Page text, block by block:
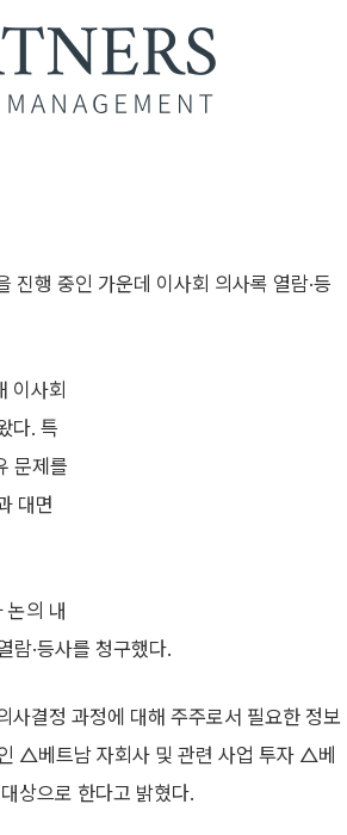
진행 중인 가운데 이사회 의사록 열람·등
이사회
다. 특
문제를
대면
논의 내
람·등사를 청구했다.
사결정 과정에 대해 주주로서 필요한 정보
△베트남 자회사 및 관련 사업 투자 △베
상으로 한다고 밝혔다.